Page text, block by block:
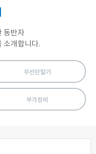
동반자
소개합니다.
무선단말기
부가장비